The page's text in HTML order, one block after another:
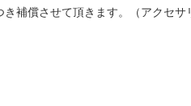
補償させて頂きます。（アクセサ